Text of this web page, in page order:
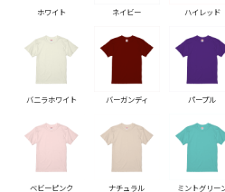
ホワイト ネイビー ハイレッド
バニラホワイト バーガンディ パープル
ベビーピンク ナチュラル ミントグリー